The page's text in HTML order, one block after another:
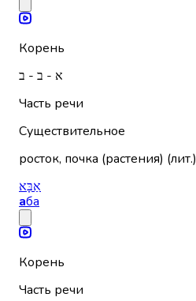
Корень
א - ב - ב
Часть речи
Существительное
росток, почка (растения) (лит.)
אַבָּא
аба
Корень
Часть речи